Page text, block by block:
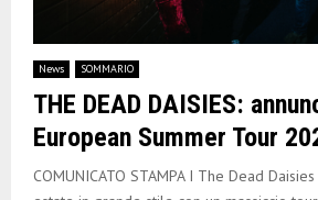
News SOMMARIO
THE DEAD DAISIES:
European Summer Tour
COMUNICATO STAMPA I The Dead